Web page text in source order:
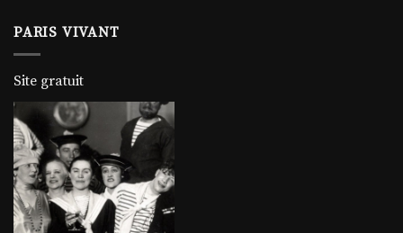
PARIS VIVANT
Site gratuit